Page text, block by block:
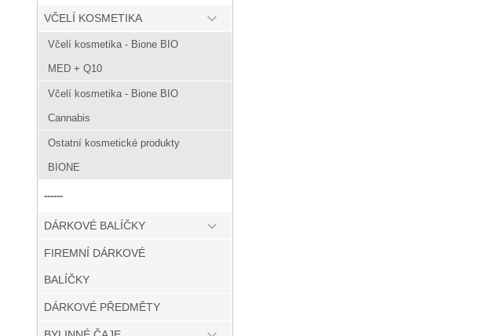
VČELÍ KOSMETIKA
Včelí kosmetika - Bione BIO
MED + Q10
Včelí kosmetika - Bione BIO
Cannabis
Ostatní kosmetické produkty
BIONE
------
DÁRKOVÉ BALÍČKY
FIREMNÍ DÁRKOVÉ
BALÍČKY
DÁRKOVÉ PŘEDMĚTY